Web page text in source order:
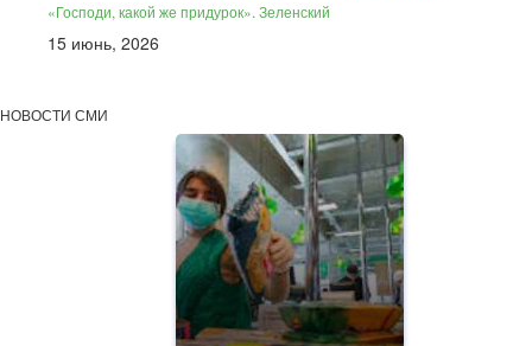
«Господи, какой же придурок». Зеленский
15 июнь, 2026
НОВОСТИ СМИ